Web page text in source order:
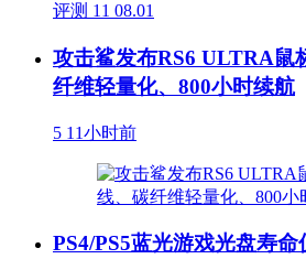
评测 11 08.01
攻击鲨发布RS6 ULTRA鼠
纤维轻量化、800小时续航
5 11小时前
PS4/PS5蓝光游戏光盘寿